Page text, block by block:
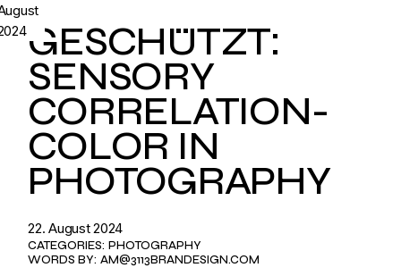
GESCHÜTZT:
SENSORY
CORRELATION-
COLOR IN
PHOTOGRAPHY
22. August 2024
CATEGORIES: PHOTOGRAPHY
WORDS BY: AM@3113BRANDESIGN.COM